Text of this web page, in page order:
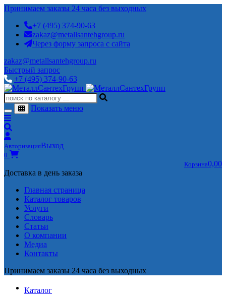
Принимаем заказы 24 часа без выходных
+7 (495) 374-90-63
zakaz@metallsantehgroup.ru
Через форму запроса с сайта
zakaz@metallsantehgroup.ru
Быстрый запрос
+7 (495) 374-90-63
Показать меню
АвторизацияВыход
0
Корзина0,00
Доставка в день заказа
Главная страница
Каталог товаров
Услуги
Словарь
Статьи
О компании
Медиа
Контакты
Принимаем заказы 24 часа без выходных
Каталог